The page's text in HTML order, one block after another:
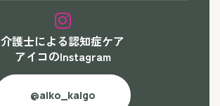
介護士による認知症ケア
アイコのInstagram
@aiko_kaigo